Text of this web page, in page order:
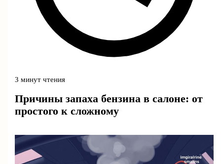
3 минут чтения
Причины запаха бензина в салоне: от
простого к сложному